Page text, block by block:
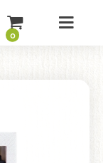
0